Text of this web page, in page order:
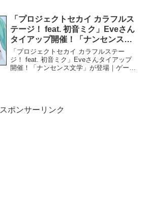
ミクがフィギュア化 ワン...
「プロジェクトセカイ カラフルス
テージ！ feat. 初音ミク」Eveさん
タイアップ開催！「ナンセンス文
学」が登場｜ゲーム情報サイト
Gamer – Gamer
「プロジェクトセカイ カラフルステー
ジ！ feat. 初音ミク」Eveさんタイアップ
開催！「ナンセンス文学」が登場｜ゲーム
スポンサーリンク